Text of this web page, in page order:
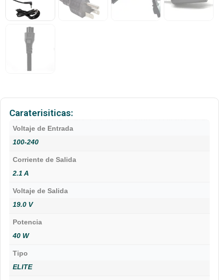
Caraterisiticas:
Voltaje de Entrada
100-240
Corriente de Salida
2.1 A
Voltaje de Salida
19.0 V
Potencia
40 W
Tipo
ELITE